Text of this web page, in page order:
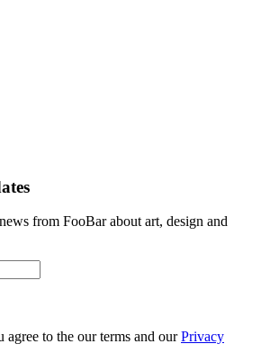
from FooBar about art, design and
to the our terms and ourPrivacy